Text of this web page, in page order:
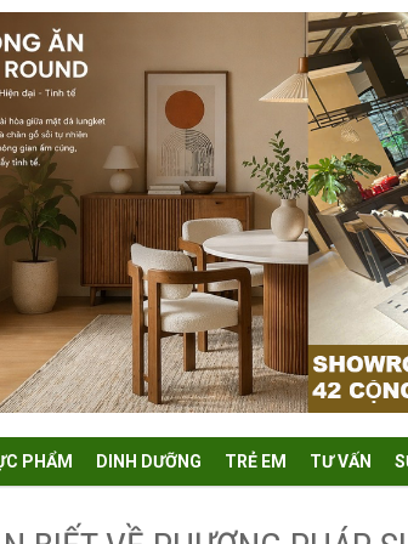
PHẨM DINH DƯỠNG TRẺ EM TƯ VẤN